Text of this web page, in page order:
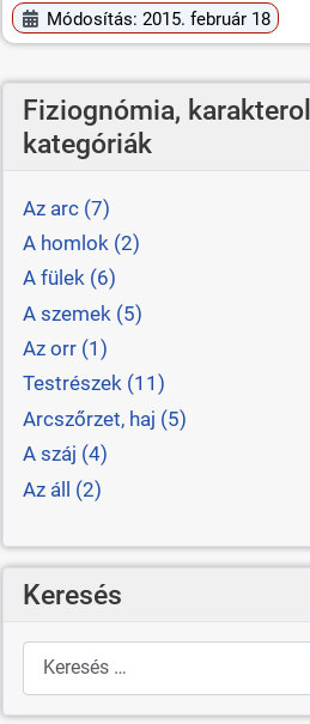
Módosítás: 2015. február 18
Fiziognómia,
kategóriák
Az arc (7)
A homlok (2)
A fülek (6)
A szemek (5)
Az orr (1)
Testrészek (11)
Arcszőrzet, haj (5)
A száj (4)
Az áll (2)
Keresés
Keresés